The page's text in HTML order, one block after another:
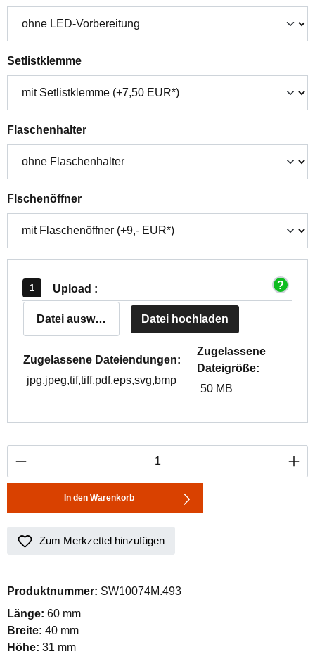
Setlistklemmeauswählen
Flaschenhalterauswählen
Flschenöffnerauswählen
Upload :
Datei auswählen Datei hochladen
Zugelassene Dateiendungen:
jpg,jpeg,tif,tiff,pdf,eps,svg,bmp
Zugelassene
Dateigröße:
50 MB
Produkt Anzahl: Gib den gewünschten
In den Warenkorb
Zum Merkzettel hinzufügen
Produktnummer: SW10074M.493
Länge: 60 mm
Breite: 40 mm
Höhe: 31 mm